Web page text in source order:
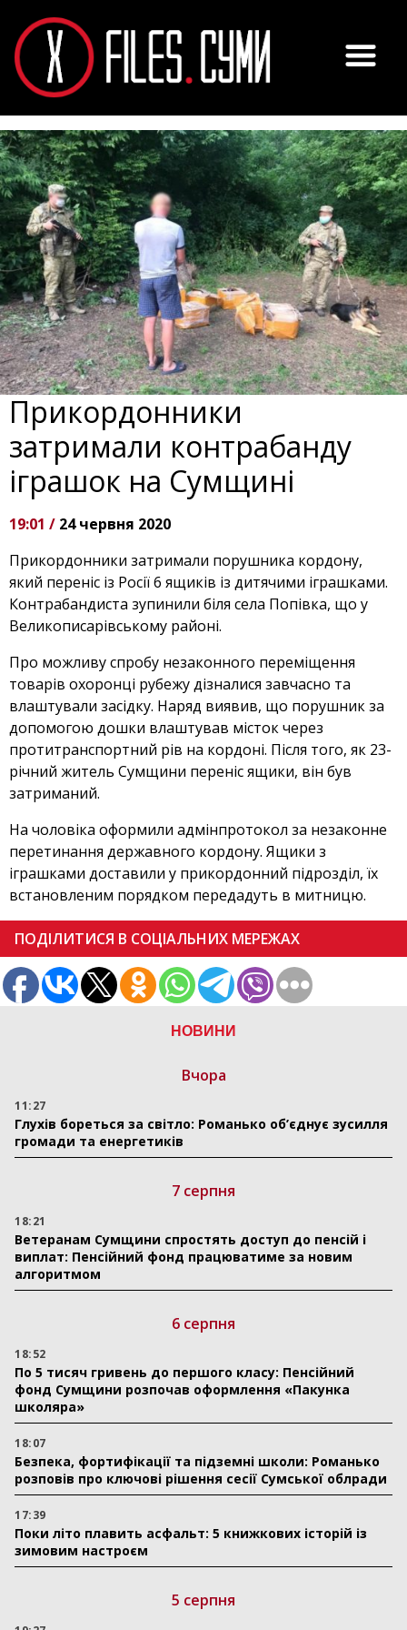
НОВИНИ
Вчора
11:27
Глухів бореться за світло: Романько об’єднує зусилля
громади та енергетиків
7 серпня
18:21
Ветеранам Сумщини спростять доступ до пенсій і
виплат: Пенсійний фонд працюватиме за новим
алгоритмом
6 серпня
18:52
По 5 тисяч гривень до першого класу: Пенсійний
фонд Сумщини розпочав оформлення «Пакунка
школяра»
18:07
Безпека, фортифікації та підземні школи: Романько
розповів про ключові рішення сесії Сумської облради
17:39
Поки літо плавить асфальт: 5 книжкових історій із
зимовим настроєм
5 серпня
Прикордонники
затримали контрабанду
іграшок на Сумщині
19:01 / 24 червня 2020
Прикордонники затримали порушника кордону,
який переніс із Росії 6 ящиків із дитячими іграшками.
Контрабандиста зупинили біля села Попівка, що у
Великописарівському районі.
Про можливу спробу незаконного переміщення
товарів охоронці рубежу дізналися завчасно та
влаштували засідку. Наряд виявив, що порушник за
допомогою дошки влаштував місток через
протитранспортний рів на кордоні. Після того, як 23-
річний житель Сумщини переніс ящики, він був
затриманий.
На чоловіка оформили адмінпротокол за незаконне
перетинання державного кордону. Ящики з
іграшками доставили у прикордонний підрозділ, їх
встановленим порядком передадуть в митницю.
ПОДІЛИТИСЯ В СОЦІАЛЬНИХ МЕРЕЖАХ